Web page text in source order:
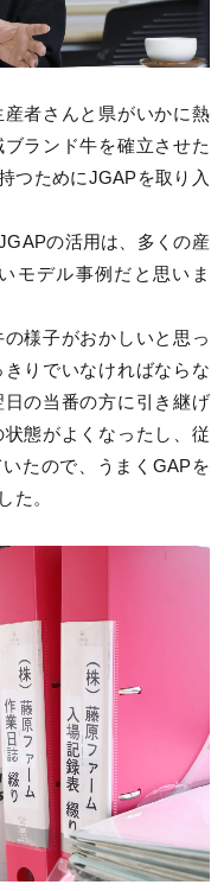
産者さんと県がいかに熱
ランド牛を確立させた
つためにJGAPを取り入
の活用は、多くの産
モデル事例だと思いま
様子がおかしいと思っ
りでいなければならな
の当番の方に引き継げ
態がよくなったし、従
たので、うまくGAPを
た。